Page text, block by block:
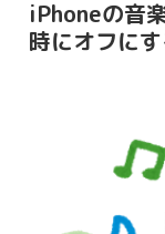
iPhoneの音
時にオフに